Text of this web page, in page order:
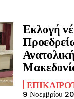
Εκλογή
9 Νοεμβρίου